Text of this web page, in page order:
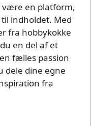
være en platform,
indholdet. Med
fra hobbykokke
en del af et
fælles passion
dele dine egne
fra